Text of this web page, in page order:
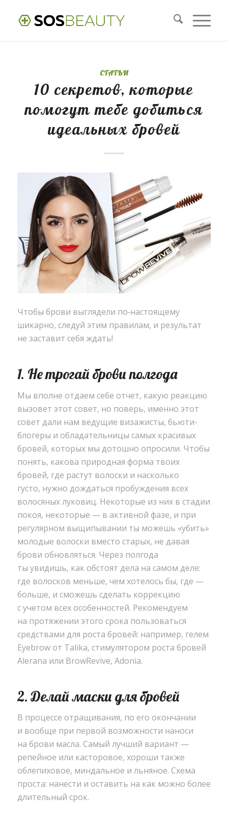
СТАТЬИ
10 секретов, которые
помогут тебе добиться
идеальных бровей
Чтобы брови выглядели по‑настоящему
шикарно, следуй этим правилам, и результат
не заставит себя ждать!
1. Не трогай брови полгода
Мы вполне отдаем себе отчет, какую реакцию
вызовет этот совет, но поверь, именно этот
совет дали нам ведущие визажисты, бьюти-
блогеры и обладательницы самых красивых
бровей, которых мы дотошно опросили. Чтобы
понять, какова природная форма твоих
бровей, где растут волоски и насколько
густо, нужно дождаться пробуждения всех
волосяных луковиц. Некоторые из них в стадии
покоя, некоторые — в активной фазе, и при
регулярном выщипывании ты можешь «убить»
молодые волоски вместо старых, не давая
брови обновляться. Через полгода
ты увидишь, как обстоят дела на самом деле:
где волосков меньше, чем хотелось бы, где —
больше, и сможешь сделать коррекцию
с учетом всех особенностей. Рекомендуем
на протяжении этого срока пользоваться
средствами для роста бровей: например, гелем
Eyebrow от Talika, стимулятором роста бровей
Alerana или BrowRevive, Adonia.
2. Делай маски для бровей
В процессе отращивания, по его окончании
и вообще при первой возможности наноси
на брови масла. Самый лучший вариант —
репейное или касторовое, хороши также
облепиховое, миндальное и льняное. Схема
проста: нанести и оставить на как можно более
длительный срок.